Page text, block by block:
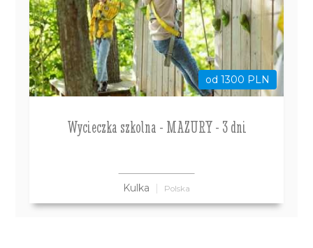
od 1300 PLN
Wycieczka szkolna - MAZURY - 3 dni
Kulka Polska